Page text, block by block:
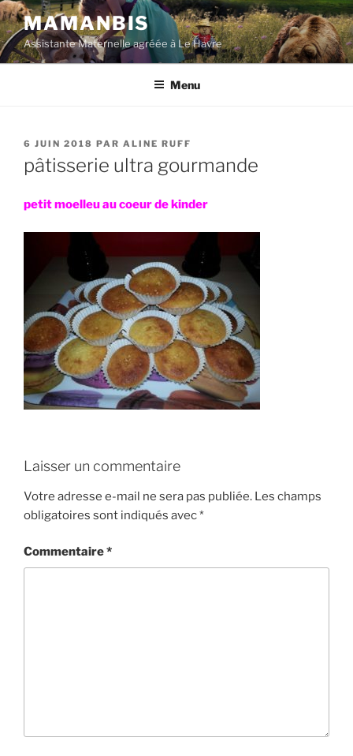
Aller
au
contenu
principal
MAMANBIS
Assistante Maternelle agréée à Le Havre
Menu
PUBLIÉ
6 JUIN 2018 PAR ALINE RUFF
pâtisserie ultra gourmande
petit moelleu au coeur de kinder
Laisser un commentaire
Votre adresse e-mail ne sera pas publiée. Les champs
obligatoires sont indiqués avec*
Commentaire*